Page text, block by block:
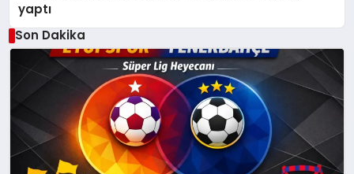
yaptı
Son Dakika